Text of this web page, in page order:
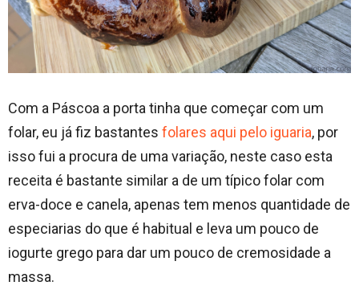
Com a Páscoa a porta tinha que começar com um
folar, eu já fiz bastantes folares aqui pelo iguaria, por
isso fui a procura de uma variação, neste caso esta
receita é bastante similar a de um típico folar com
erva-doce e canela, apenas tem menos quantidade de
especiarias do que é habitual e leva um pouco de
iogurte grego para dar um pouco de cremosidade a
massa.